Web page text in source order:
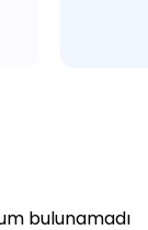
bulunamadı